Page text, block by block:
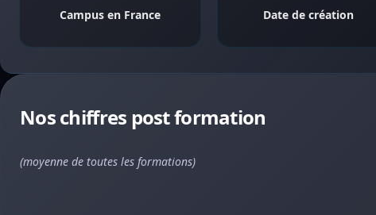
Campus en France Date de création
Nos chiffres post formation
(moyenne de toutes les formations)